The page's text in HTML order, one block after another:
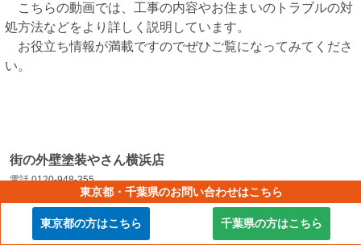
こちらの動画では、工事の内容やお住まいのトラブルの対
処方法などをより詳しく説明しています。
お役立ち情報が満載ですのでぜひご覧になってみてくださ
い。
街の外壁塗装やさん横浜店
電話 0120-948-355
株式会社シェアテック
〒222-0033
東京都・千葉県のお問い合わせはこちら
東京都の方はこちら 千葉県の方はこちら